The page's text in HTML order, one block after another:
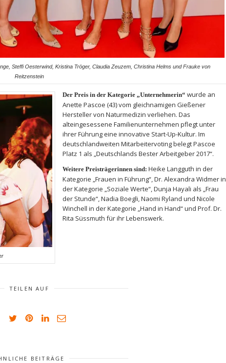
Steffi Oesterwind, Kristina Tröger, Claudia Zeuzem, Christina Helms und Frauke von
Reitzenstein
Der Preis in der Kategorie „Unternehmerin“ wurde an
Anette Pascoe (43) vom gleichnamigen Gießener
Hersteller von Naturmedizin verliehen. Das
alteingesessene Familienunternehmen pflegt unter
ihrer Führung eine innovative Start-Up-Kultur. Im
deutschlandweiten Mitarbeitervoting belegt Pascoe
Platz 1 als „Deutschlands Bester Arbeitgeber 2017“.
Weitere Preisträgerinnen sind: Heike Langguth in der
Kategorie „Frauen in Führung“, Dr. Alexandra Widmer in
der Kategorie „Soziale Werte“, Dunja Hayali als „Frau
der Stunde“, Nadia Boegli, Naomi Ryland und Nicole
Winchell in der Kategorie „Hand in Hand“ und Prof. Dr.
Rita Süssmuth für ihr Lebenswerk.
TEILEN AUF
BEITRÄGE